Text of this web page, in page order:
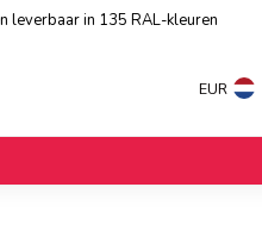
leverbaar in 135 RAL-kleuren
EUR